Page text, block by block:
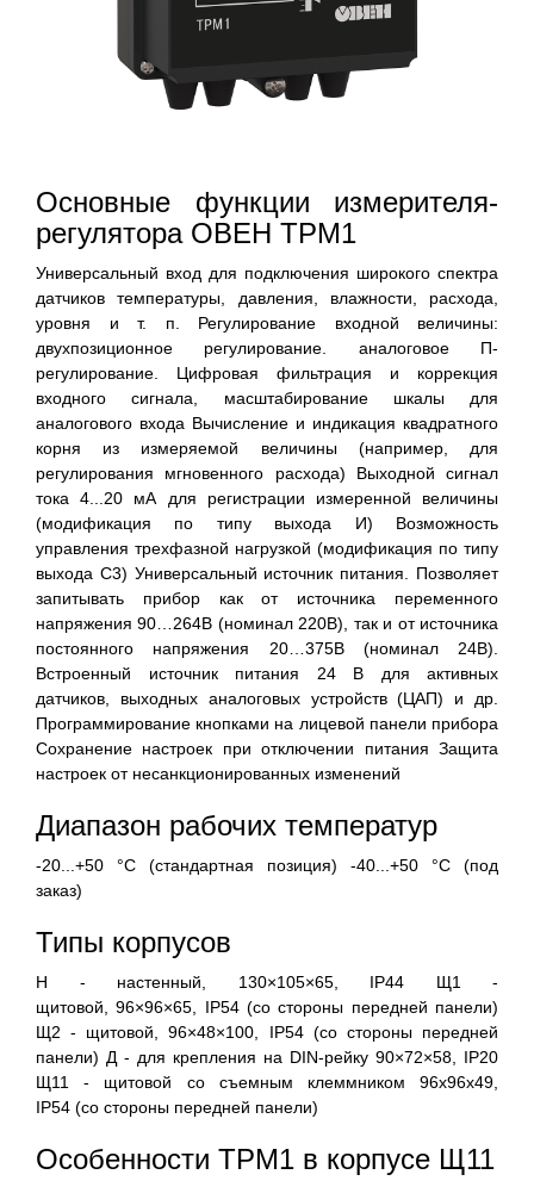
Основные функции измерителя-
регулятора ОВЕН ТРМ1
Универсальный вход для подключения широкого спектра
датчиков температуры, давления, влажности, расхода,
уровня и т. п. Регулирование входной величины:
двухпозиционное регулирование. аналоговое П-
регулирование. Цифровая фильтрация и коррекция
входного сигнала, масштабирование шкалы для
аналогового входа Вычисление и индикация квадратного
корня из измеряемой величины (например, для
регулирования мгновенного расхода) Выходной сигнал
тока 4...20 мА для регистрации измеренной величины
(модификация по типу выхода И) Возможность
управления трехфазной нагрузкой (модификация по типу
выхода С3) Универсальный источник питания. Позволяет
запитывать прибор как от источника переменного
напряжения 90…264В (номинал 220В), так и от источника
постоянного напряжения 20…375В (номинал 24В).
Встроенный источник питания 24 В для активных
датчиков, выходных аналоговых устройств (ЦАП) и др.
Программирование кнопками на лицевой панели прибора
Сохранение настроек при отключении питания Защита
настроек от несанкционированных изменений
Диапазон рабочих температур
-20...+50 °С (стандартная позиция) -40...+50 °С (под
заказ)
Типы корпусов
Н - настенный, 130×105×65, IP44 Щ1 -
щитовой, 96×96×65, IP54 (со стороны передней панели)
Щ2 - щитовой, 96×48×100, IP54 (со стороны передней
панели) Д - для крепления на DIN-рейку 90×72×58, IP20
Щ11 - щитовой со съемным клеммником 96х96х49,
IP54 (со стороны передней панели)
Особенности ТРМ1 в корпусе Щ11